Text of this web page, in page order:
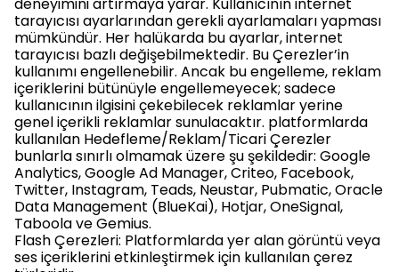
tarayıcısı ayarlarından gerekli ayarlamaları yapması
mümkündür. Her halükarda bu ayarlar, internet
tarayıcısı bazlı değişebilmektedir. Bu Çerezler’in
kullanımı engellenebilir. Ancak bu engelleme, reklam
içeriklerini bütünüyle engellemeyecek; sadece
kullanıcının ilgisini çekebilecek reklamlar yerine
genel içerikli reklamlar sunulacaktır. platformlarda
kullanılan Hedefleme/Reklam/Ticari Çerezler
bunlarla sınırlı olmamak üzere şu şekildedir: Google
Analytics, Google Ad Manager, Criteo, Facebook,
Twitter, Instagram, Teads, Neustar, Pubmatic, Oracle
Data Management (BlueKai), Hotjar, OneSignal,
Taboola ve Gemius.
Flash Çerezleri: Platformlarda yer alan görüntü veya
ses içeriklerini etkinleştirmek için kullanılan çerez